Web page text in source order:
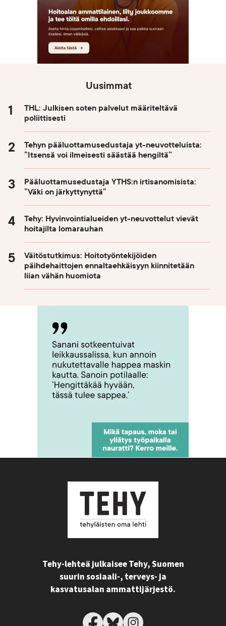
Uusimmat
THL: Julkisen soten palvelut määriteltävä
poliittisesti
Tehyn pääluottamusedustaja yt-neuvotteluista:
”Itsensä voi ilmeisesti säästää hengiltä”
Pääluottamusedustaja YTHS:n irtisanomisista:
”Väki on järkyttynyttä”
Tehy: Hyvinvointialueiden yt-neuvottelut vievät
hoitajilta lomarauhan
Väitöstutkimus: Hoitotyöntekijöiden
päihdehaittojen ennaltaehkäisyyn kiinnitetään
liian vähän huomiota
Tehy-lehteä julkaisee Tehy, Suomen
suurin sosiaali-, terveys- ja
kasvatusalan ammattijärjestö.